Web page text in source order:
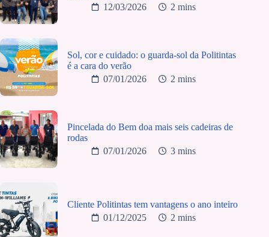
12/03/2026
2 mins
Sol, cor e cuidado: o guarda-sol da Politintas
é a cara do verão
07/01/2026
2 mins
Pincelada do Bem doa mais seis cadeiras de
rodas
07/01/2026
3 mins
Cliente Politintas tem vantagens o ano inteiro
01/12/2025
2 mins